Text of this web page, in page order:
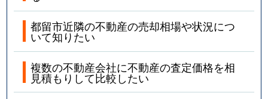
都留市近隣の不動産の売却相場や状況につ
いて知りたい
複数の不動産会社に不動産の査定価格を相
見積もりして比較したい